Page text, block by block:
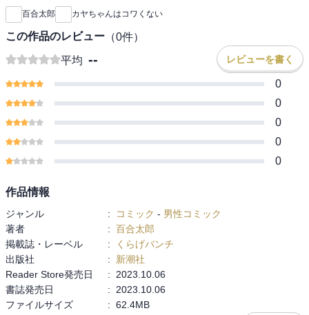
百合太郎 カヤちゃんはコワくない
この作品のレビュー （0件）
平均 -- レビューを書く
0
0
0
0
0
作品情報
ジャンル : コミック - 男性コミック
著者
: 百合太郎
掲載誌・レーベル
:
くらげバンチ
出版社
:
新潮社
Reader Store発売日
:
2023.10.06
書誌発売日
:
2023.10.06
ファイルサイズ
: 62.4MB